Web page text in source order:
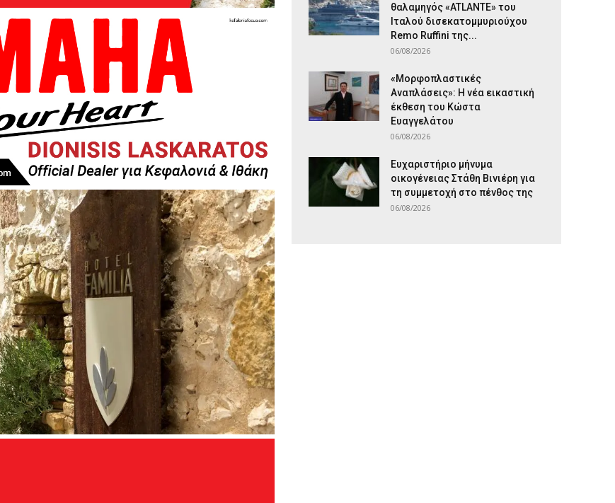
θαλαμηγός «ATLANTE» του
Ιταλού δισεκατομμυριούχου
Remo Ruffini της...
06/08/2026
«Μορφοπλαστικές
Αναπλάσεις»: Η νέα εικαστική
έκθεση του Κώστα
Ευαγγελάτου
06/08/2026
Ευχαριστήριο μήνυμα
οικογένειας Στάθη Βινιέρη για
τη συμμετοχή στο πένθος της
06/08/2026